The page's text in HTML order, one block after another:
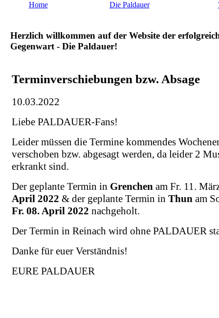
Home Die Paldauer
Herzlich willkommen auf der Website der
Gegenwart - Die Paldauer!
Terminverschiebungen bzw. Absage
10.03.2022
Liebe PALDAUER-Fans!
Leider müssen die Termine kommendes
verschoben bzw. abgesagt werden, da leider 2
erkrankt sind.
Der geplante Termin in Grenchen am Fr. 11.
April 2022 & der geplante Termin in Thun am
Fr. 08. April 2022 nachgeholt.
Der Termin in Reinach wird ohne PALDAUER
Danke für euer Verständnis!
EURE PALDAUER